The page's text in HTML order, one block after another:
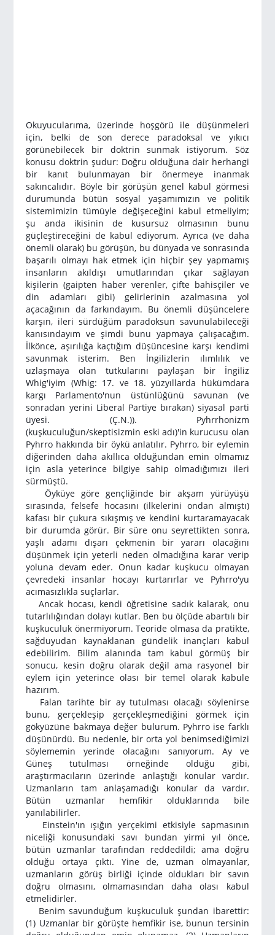
Okuyucularıma, üzerinde hoşgörü ile düşünmeleri
için, belki de son derece paradoksal ve yıkıcı
görünebilecek bir doktrin sunmak istiyorum. Söz
konusu doktrin şudur: Doğru olduğuna dair herhangi
bir kanıt bulunmayan bir önermeye inanmak
sakıncalıdır. Böyle bir görüşün genel kabul görmesi
durumunda bütün sosyal yaşamımızın ve politik
sistemimizin tümüyle değişeceğini kabul etmeliyim;
şu anda ikisinin de kusursuz olmasının bunu
güçleştireceğini de kabul ediyorum. Ayrıca (ve daha
önemli olarak) bu görüşün, bu dünyada ve sonrasında
başarılı olmayı hak etmek için hiçbir şey yapmamış
insanların akıldışı umutlarından çıkar sağlayan
kişilerin (gaipten haber verenler, çifte bahisçiler ve
din adamları gibi) gelirlerinin azalmasına yol
açacağının da farkındayım. Bu önemli düşüncelere
karşın, ileri sürdüğüm paradoksun savunulabileceği
kanısındayım ve şimdi bunu yapmaya çalışacağım.
İlkönce, aşırılığa kaçtığım düşüncesine karşı kendimi
savunmak isterim. Ben İngilizlerin ılımlılık ve
uzlaşmaya olan tutkularını paylaşan bir İngiliz
Whig'iyim (Whig: 17. ve 18. yüzyıllarda hükümdara
kargı Parlamento'nun üstünlüğünü savunan (ve
sonradan yerini Liberal Partiye bırakan) siyasal parti
üyesi. (Ç.N.)). Pyhrrhonizm
(kuşkuculuğun/skeptisizmin eski adı)'in kurucusu olan
Pyhrro hakkında bir öykü anlatılır. Pyhrro, bir eylemin
diğerinden daha akıllıca olduğundan emin olmamız
için asla yeterince bilgiye sahip olmadığımızı ileri
sürmüştü.
Öyküye göre gençliğinde bir akşam yürüyüşü
sırasında, felsefe hocasını (ilkelerini ondan almıştı)
kafası bir çukura sıkışmış ve kendini kurtaramayacak
bir durumda görür. Bir süre onu seyrettikten sonra,
yaşlı adamı dışarı çekmenin bir yararı olacağını
düşünmek için yeterli neden olmadığına karar verip
yoluna devam eder. Onun kadar kuşkucu olmayan
çevredeki insanlar hocayı kurtarırlar ve Pyhrro'yu
acımasızlıkla suçlarlar.
Ancak hocası, kendi öğretisine sadık kalarak, onu
tutarlılığından dolayı kutlar. Ben bu ölçüde abartılı bir
kuşkuculuk önermiyorum. Teoride olmasa da pratikte,
sağduyudan kaynaklanan gündelik inançları kabul
edebilirim. Bilim alanında tam kabul görmüş bir
sonucu, kesin doğru olarak değil ama rasyonel bir
eylem için yeterince olası bir temel olarak kabule
hazırım.
Falan tarihte bir ay tutulması olacağı söylenirse
bunu, gerçekleşip gerçekleşmediğini görmek için
gökyüzüne bakmaya değer bulurum. Pyhrro ise farklı
düşünürdü. Bu nedenle, bir orta yol benimsediğimizi
söylememin yerinde olacağını sanıyorum. Ay ve
Güneş tutulması örneğinde olduğu gibi,
araştırmacıların üzerinde anlaştığı konular vardır.
Uzmanların tam anlaşamadığı konular da vardır.
Bütün uzmanlar hemfikir olduklarında bile
yanılabilirler.
Einstein'ın ışığın yerçekimi etkisiyle sapmasının
niceliği konusundaki savı bundan yirmi yıl önce,
bütün uzmanlar tarafından reddedildi; ama doğru
olduğu ortaya çıktı. Yine de, uzman olmayanlar,
uzmanların görüş birliği içinde oldukları bir savın
doğru olmasını, olmamasından daha olası kabul
etmelidirler.
Benim savunduğum kuşkuculuk şundan ibarettir:
(1) Uzmanlar bir görüşte hemfikir ise, bunun tersinin